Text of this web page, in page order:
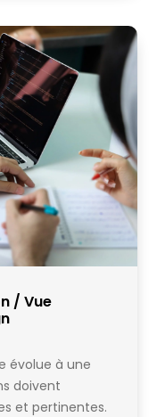
/ Vue
évolue à une
doivent
et pertinentes.